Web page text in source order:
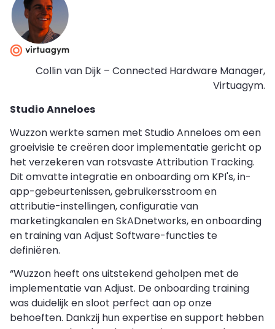
Collin van Dijk – Connected Hardware Manager,
Virtuagym.
Studio Anneloes
Wuzzon werkte samen met Studio Anneloes om een
groeivisie te creëren door implementatie gericht op
het verzekeren van rotsvaste Attribution Tracking.
Dit omvatte integratie en onboarding om KPI's, in-
app-gebeurtenissen, gebruikersstroom en
attributie-instellingen, configuratie van
marketingkanalen en SkADnetworks, en onboarding
en training van Adjust Software-functies te
definiëren.
“Wuzzon heeft ons uitstekend geholpen met de
implementatie van Adjust. De onboarding training
was duidelijk en sloot perfect aan op onze
behoeften. Dankzij hun expertise en support hebben